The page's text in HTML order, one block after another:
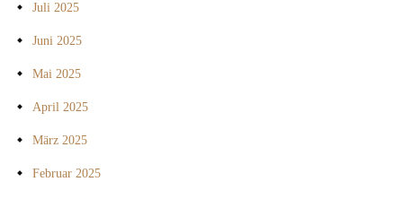
Juli 2025
Juni 2025
Mai 2025
April 2025
März 2025
Februar 2025